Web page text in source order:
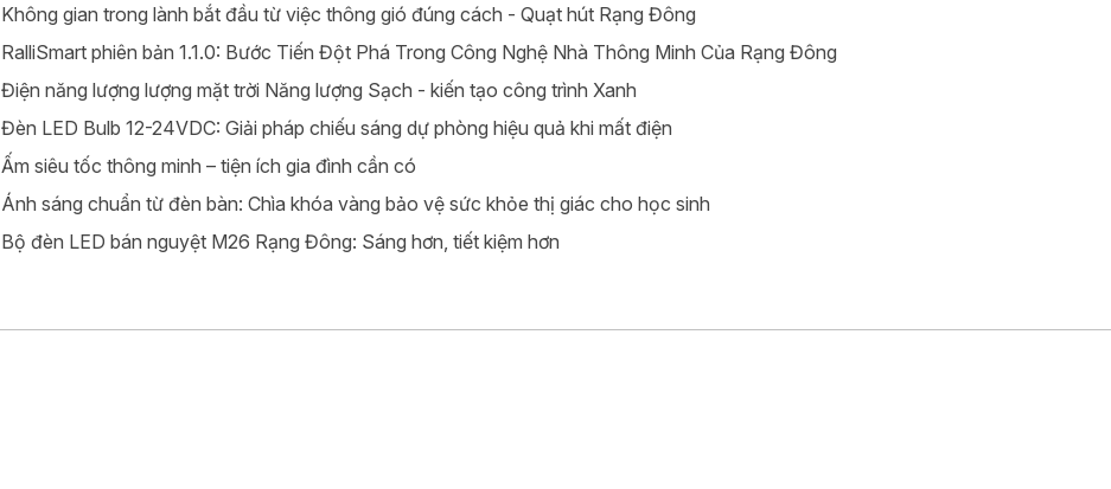
Không gian trong lành bắt đầu từ việc thông gió đúng cách - Quạt hút Rạng Đông
RalliSmart phiên bản 1.1.0: Bước Tiến Đột Phá Trong Công Nghệ Nhà Thông Minh Của Rạng Đông
Điện năng lượng lượng mặt trời Năng lượng Sạch - kiến tạo công trình Xanh
Đèn LED Bulb 12-24VDC: Giải pháp chiếu sáng dự phòng hiệu quả khi mất điện
Ấm siêu tốc thông minh – tiện ích gia đình cần có
Ánh sáng chuẩn từ đèn bàn: Chìa khóa vàng bảo vệ sức khỏe thị giác cho học sinh
Bộ đèn LED bán nguyệt M26 Rạng Đông: Sáng hơn, tiết kiệm hơn